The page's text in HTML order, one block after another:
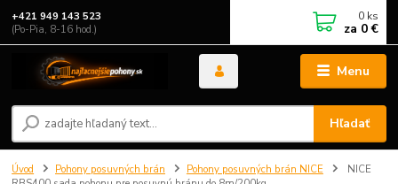
Menu
Hľadať
+421 949 143 523
(Po-Pia, 8-16 hod.)
0 ks
za 0 €
Úvod Pohony posuvných brán Pohony posuvných brán NICE
NICE